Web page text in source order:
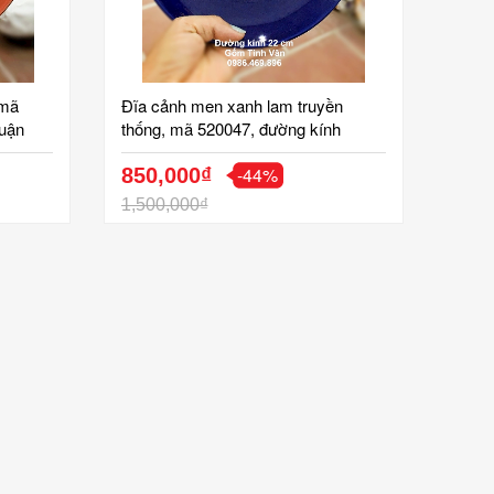
Đĩa cảnh men xanh lam truyền
thống, mã 520047, đường kính
22cm, chữ thọ vàng 24k, trưng bày,
quà biếu tặng sang trọng, gốm bát
tràng cao cấp
850,000₫
1,500,000₫
-44%